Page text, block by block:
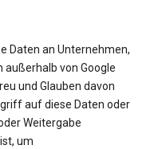
Daten an Unternehmen,
außerhalb von Google
und Glauben davon
auf diese Daten oder
Weitergabe
um